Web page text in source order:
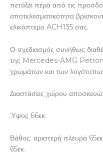
πετάξει πέρα από τις
αποτελεσματικότητα
ελικόπτερο ACH135 σας.
Ο σχεδιασμός συνήθως
της Mercedes-AMG
χρωμάτων και των
Διαστάσεις χώρου
Ύψος 66εκ.
Βάθος: αριστερή πλευρά
65εκ.